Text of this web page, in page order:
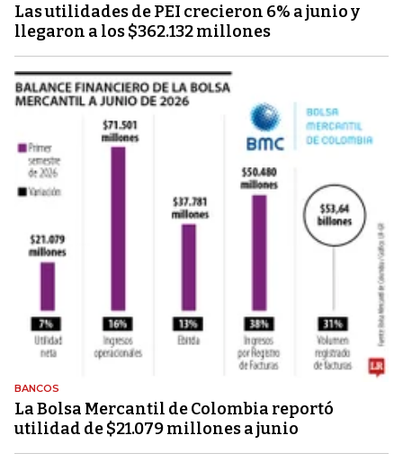
Las utilidades de PEI crecieron 6% a junio y
llegaron a los $362.132 millones
BANCOS
La Bolsa Mercantil de Colombia reportó
utilidad de $21.079 millones a junio